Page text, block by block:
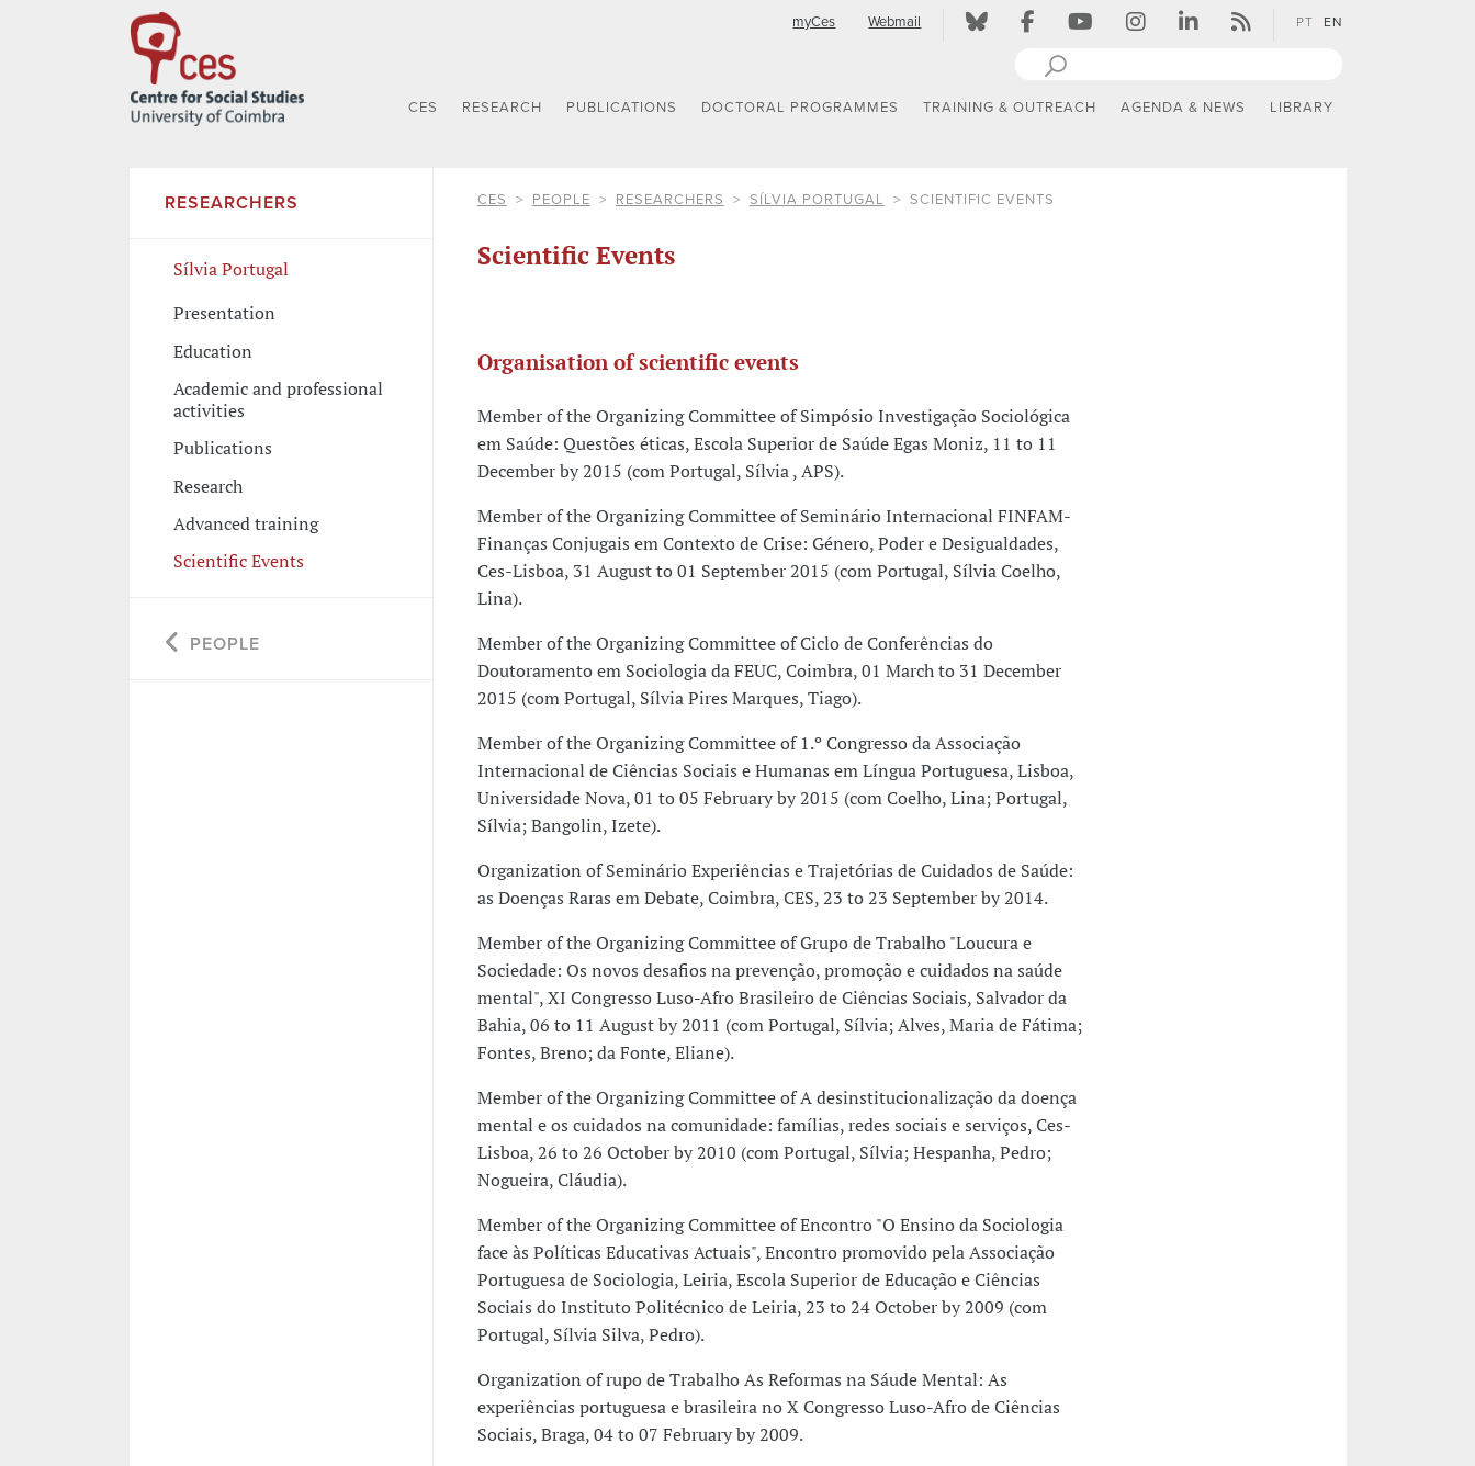
myCes Webmail PT EN
CES RESEARCH PUBLICATIONS DOCTORAL PROGRAMMES TRAINING & OUTREACH AGENDA & NEWS LIBRARY
RESEARCHERS
Sílvia Portugal
Presentation
Education
Academic and professional
activities
Publications
Research
Advanced training
Scientific Events
PEOPLE
CES PEOPLE RESEARCHERS SÍLVIA PORTUGAL SCIENTIFIC EVENTS
Scientific Events
Organisation of scientific events
Member of the Organizing Committee of Simpósio Investigação Sociológica
em Saúde: Questões éticas, Escola Superior de Saúde Egas Moniz, 11 to 11
December by 2015 (com Portugal, Sílvia , APS).
Member of the Organizing Committee of Seminário Internacional FINFAM-
Finanças Conjugais em Contexto de Crise: Género, Poder e Desigualdades,
Ces-Lisboa, 31 August to 01 September 2015 (com Portugal, Sílvia Coelho,
Lina).
Member of the Organizing Committee of Ciclo de Conferências do
Doutoramento em Sociologia da FEUC, Coimbra, 01 March to 31 December
2015 (com Portugal, Sílvia Pires Marques, Tiago).
Member of the Organizing Committee of 1.º Congresso da Associação
Internacional de Ciências Sociais e Humanas em Língua Portuguesa, Lisboa,
Universidade Nova, 01 to 05 February by 2015 (com Coelho, Lina; Portugal,
Sílvia; Bangolin, Izete).
Organization of Seminário Experiências e Trajetórias de Cuidados de Saúde:
as Doenças Raras em Debate, Coimbra, CES, 23 to 23 September by 2014.
Member of the Organizing Committee of Grupo de Trabalho "Loucura e
Sociedade: Os novos desafios na prevenção, promoção e cuidados na saúde
mental", XI Congresso Luso-Afro Brasileiro de Ciências Sociais, Salvador da
Bahia, 06 to 11 August by 2011 (com Portugal, Sílvia; Alves, Maria de Fátima;
Fontes, Breno; da Fonte, Eliane).
Member of the Organizing Committee of A desinstitucionalização da doença
mental e os cuidados na comunidade: famílias, redes sociais e serviços, Ces-
Lisboa, 26 to 26 October by 2010 (com Portugal, Sílvia; Hespanha, Pedro;
Nogueira, Cláudia).
Member of the Organizing Committee of Encontro "O Ensino da Sociologia
face às Políticas Educativas Actuais", Encontro promovido pela Associação
Portuguesa de Sociologia, Leiria, Escola Superior de Educação e Ciências
Sociais do Instituto Politécnico de Leiria, 23 to 24 October by 2009 (com
Portugal, Sílvia Silva, Pedro).
Organization of rupo de Trabalho As Reformas na Sáude Mental: As
experiências portuguesa e brasileira no X Congresso Luso-Afro de Ciências
Sociais, Braga, 04 to 07 February by 2009.